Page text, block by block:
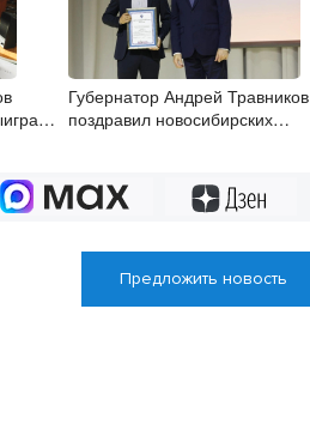
Губернатор Андрей Травников
поздравил новосибирских
праздником
Предложить новость